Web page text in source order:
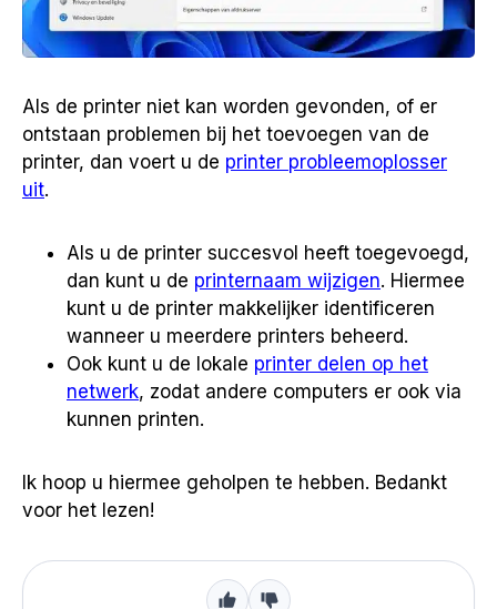
Als de printer niet kan worden gevonden, of er
ontstaan problemen bij het toevoegen van de
printer, dan voert u de printer probleemoplosser
uit.
Als u de printer succesvol heeft toegevoegd,
dan kunt u de printernaam wijzigen. Hiermee
kunt u de printer makkelijker identificeren
wanneer u meerdere printers beheerd.
Ook kunt u de lokale printer delen op het
netwerk, zodat andere computers er ook via
kunnen printen.
Ik hoop u hiermee geholpen te hebben. Bedankt
voor het lezen!